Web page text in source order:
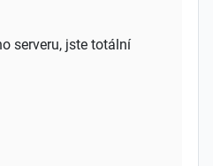
serveru, jste totální